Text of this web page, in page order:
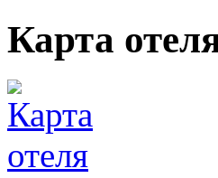
Карта